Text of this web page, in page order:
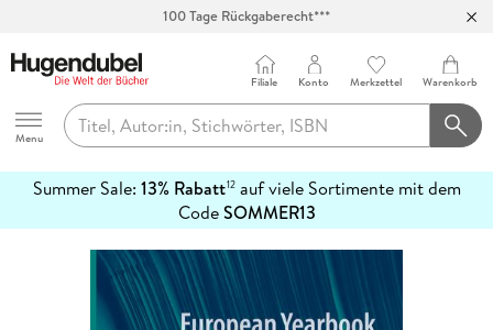
Hugendubel
Menu
Filiale Konto Merkzettel Warenkorb
Summer Sale: 13% Rabatt12auf viele Sortimente mit dem
CodeSOMMER13
erfahren